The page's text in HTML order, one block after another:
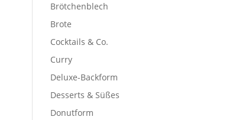
Brötchenblech
Brote
Cocktails & Co.
Curry
Deluxe-Backform
Desserts & Süßes
Donutform